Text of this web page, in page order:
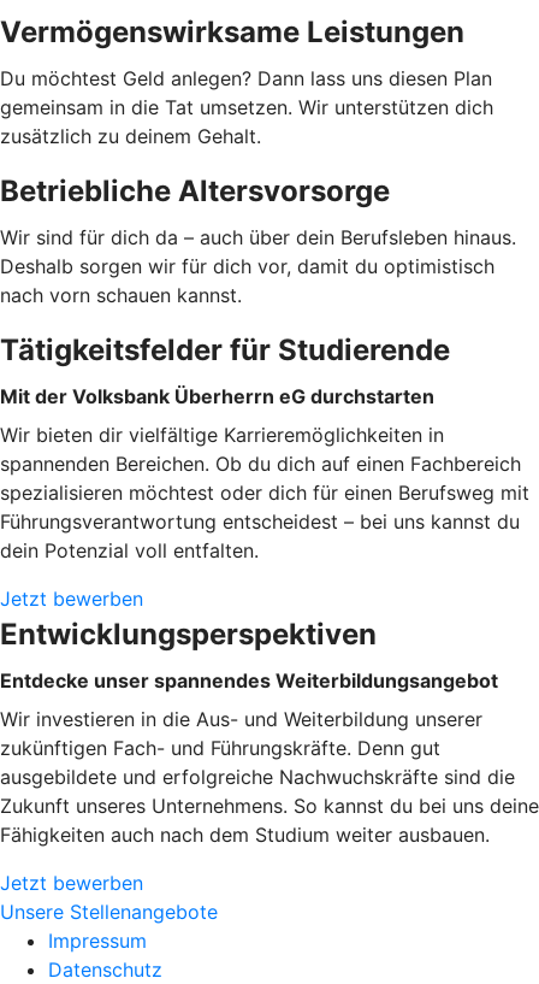
Vermögenswirksame Leistungen
Du möchtest Geld anlegen? Dann lass uns diesen Plan
gemeinsam in die Tat umsetzen. Wir unterstützen dich
zusätzlich zu deinem Gehalt.
Betriebliche Altersvorsorge
Wir sind für dich da – auch über dein Berufsleben hinaus.
Deshalb sorgen wir für dich vor, damit du optimistisch
nach vorn schauen kannst.
Tätigkeitsfelder für Studierende
Mit der Volksbank Überherrn eG durchstarten
Wir bieten dir vielfältige Karrieremöglichkeiten in
spannenden Bereichen. Ob du dich auf einen Fachbereich
spezialisieren möchtest oder dich für einen Berufsweg mit
Führungsverantwortung entscheidest – bei uns kannst du
dein Potenzial voll entfalten.
Jetzt bewerben
Entwicklungsperspektiven
Entdecke unser spannendes Weiterbildungsangebot
Wir investieren in die Aus- und Weiterbildung unserer
zukünftigen Fach- und Führungskräfte. Denn gut
ausgebildete und erfolgreiche Nachwuchskräfte sind die
Zukunft unseres Unternehmens. So kannst du bei uns deine
Fähigkeiten auch nach dem Studium weiter ausbauen.
Jetzt bewerben
Unsere Stellenangebote
Impressum
Datenschutz